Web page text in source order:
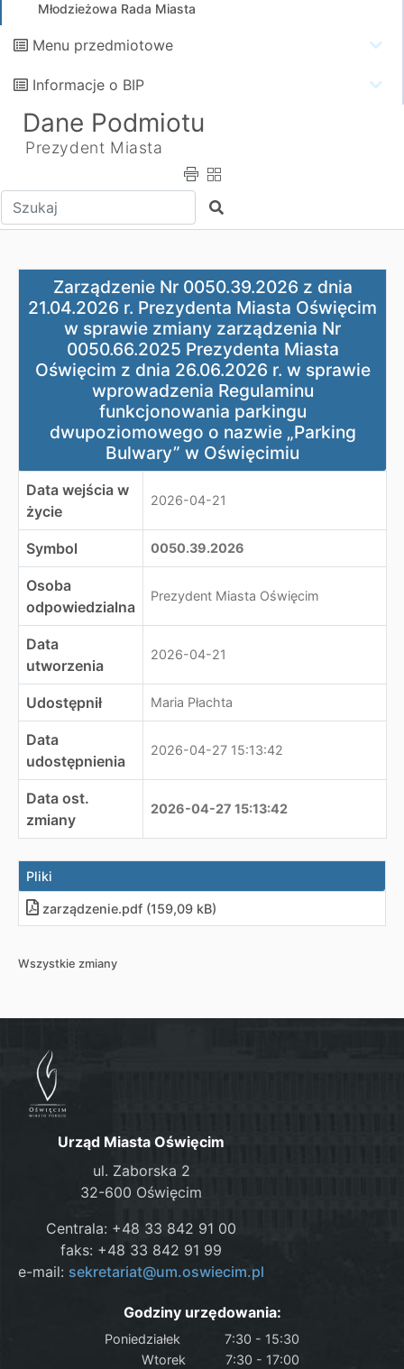
Młodzieżowa Rada Miasta
Menu przedmiotowe
Informacje o BIP
Dane Podmiotu
Prezydent Miasta
Wpisz tekst do wyszukania Szukaj
Zarządzenie Nr 0050.39.2026 z dnia 21.04.2026 r.
Zarządzenie Nr 0050.39.2026 z dnia
21.04.2026 r. Prezydenta Miasta Oświęcim
w sprawie zmiany zarządzenia Nr
0050.66.2025 Prezydenta Miasta
Oświęcim z dnia 26.06.2026 r. w sprawie
wprowadzenia Regulaminu
funkcjonowania parkingu
dwupoziomowego o nazwie „Parking
Bulwary” w Oświęcimiu
Data wejścia w
życie
2026-04-21
Symbol 0050.39.2026
Osoba
odpowiedzialna
Prezydent Miasta Oświęcim
Data
utworzenia
2026-04-21
Udostępnił Maria Płachta
Data
udostępnienia
2026-04-27 15:13:42
Data ost.
zmiany
2026-04-27 15:13:42
Pliki
zarządzenie.pdf (159,09 kB)
Wszystkie zmiany
Urząd Miasta Oświęcim
ul. Zaborska 2
32-600 Oświęcim
Centrala: +48 33 842 91 00
faks: +48 33 842 91 99
e-mail: sekretariat@um.oswiecim.pl
Godziny urzędowania:
Poniedziałek
7:30 - 15:30
Wtorek
7:30 - 17:00